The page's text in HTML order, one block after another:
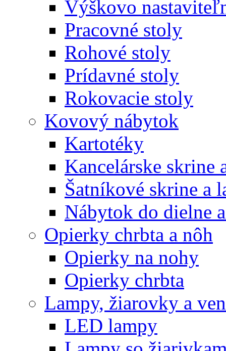
Výškovo
Pracovné stoly
Rohové stoly
Prídavné stoly
Rokovacie stoly
Kovový nábytok
Kartotéky
Kancelárske skrine
Šatníkové skrine a
Nábytok do dielne
Opierky chrbta a nôh
Opierky na nohy
Opierky chrbta
Lampy, žiarovky a
LED lampy